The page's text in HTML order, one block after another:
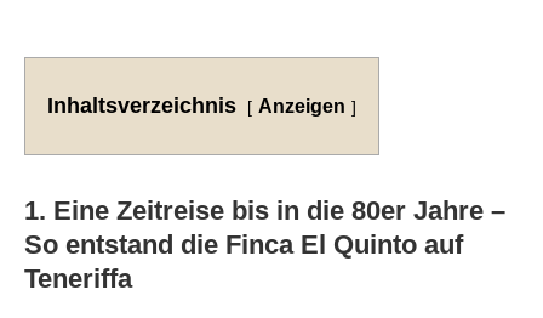
Inhaltsverzeichnis Anzeigen
1. Eine Zeitreise bis in die 80er Jahre –
So entstand die Finca El Quinto auf
Teneriffa